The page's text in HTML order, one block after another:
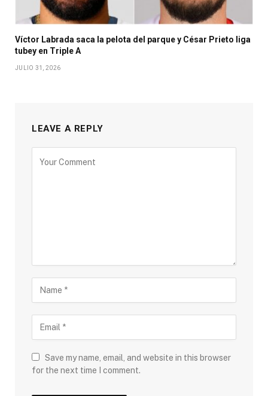
Víctor Labrada saca la pelota del parque y César Prieto liga
tubey en Triple A
JULIO 31, 2026
LEAVE A REPLY
Save my name, email, and website in this browser
for the next time I comment.